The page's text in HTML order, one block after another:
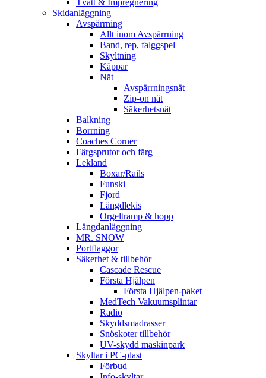
Tvätt & Impregnering
Skidanläggning
Avspärrning
Allt inom Avspärrning
Band, rep, falggspel
Skyltning
Käppar
Nät
Avspärrningsnät
Zip-on nät
Säkerhetsnät
Balkning
Borrning
Coaches Corner
Färgsprutor och färg
Lekland
Boxar/Rails
Funski
Fjord
Längdlekis
Orgeltramp & hopp
Längdanläggning
MR. SNOW
Portflaggor
Säkerhet & tillbehör
Cascade Rescue
Första Hjälpen
Första Hjälpen-paket
MedTech Vakuumsplintar
Radio
Skyddsmadrasser
Snöskoter tillbehör
UV-skydd maskinpark
Skyltar i PC-plast
Förbud